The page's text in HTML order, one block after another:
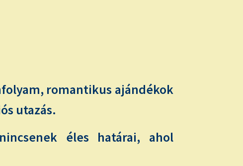
romantikus ajándékok
utazás.
éles határai, ahol